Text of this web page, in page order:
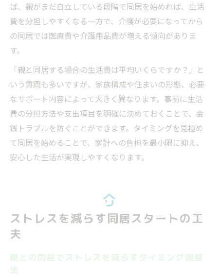
ば、親がまだ自立している段階で同居を始めれば、生活
費を分担しやすくなる一方で、介護が必要になってから
の同居では医療費や介護用品費が増える傾向がありま
す。
「親と同居する場合の生活費は平均いくらですか？」と
いう質問も多いですが、家族構成や住まいの形態、必要
なサポート内容によって大きく異なります。事前に生活
費の分担方法や支出項目を明確に決めておくことで、金
銭トラブルを防ぐことができます。タイミングを見極め
て同居を始めることで、家計への負担を最小限に抑え、
安心した生活が実現しやすくなります。
ストレスを減らす同居スタートの工
夫
親との同居でストレスを減らすタイミング調整
法